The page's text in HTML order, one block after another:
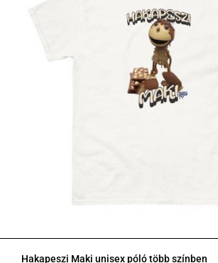
Hakapeszi Maki unisex póló több színben